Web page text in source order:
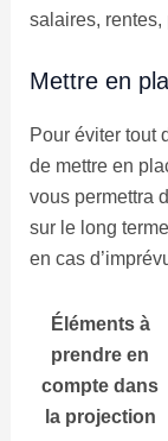
salaires, rentes,
Mettre en
Pour éviter tout
de mettre en
vous permettra
sur le long
en cas
Éléments à
prendre en
compte dans
la projection